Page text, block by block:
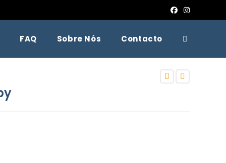
FAQ Sobre Nós Contacto